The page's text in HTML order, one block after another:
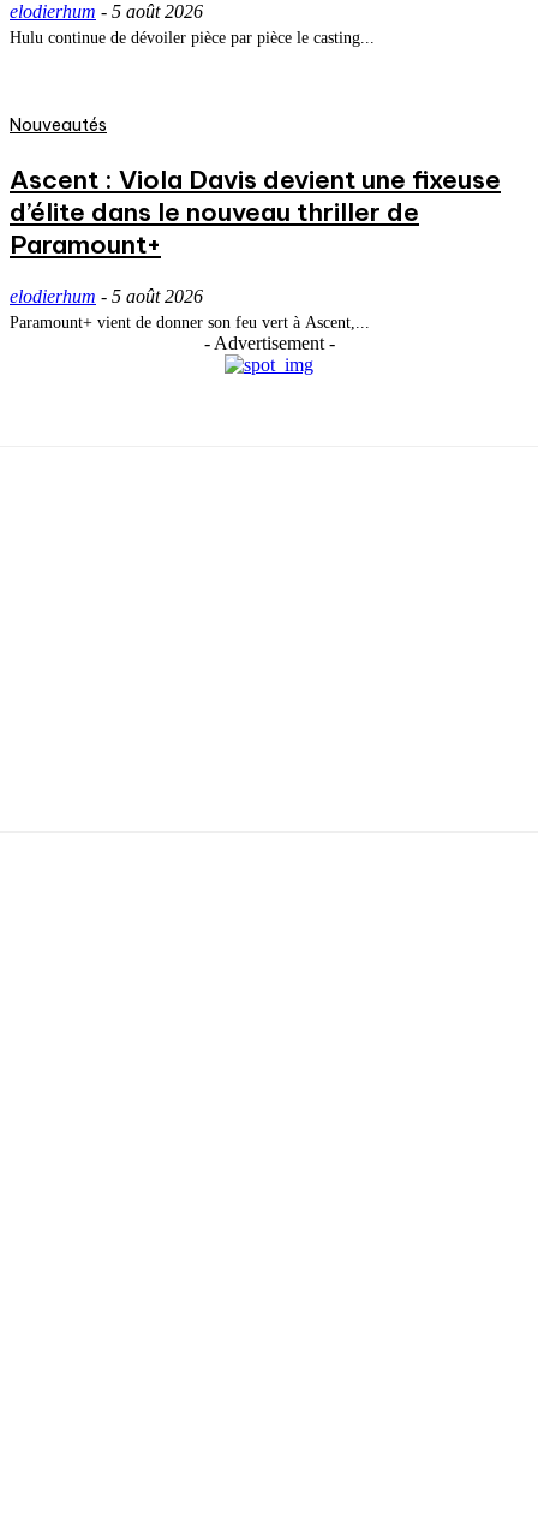
elodierhum - 5 août 2026
Hulu continue de dévoiler pièce par pièce le casting...
Nouveautés
Ascent : Viola Davis devient une fixeuse
d’élite dans le nouveau thriller de
Paramount+
elodierhum - 5 août 2026
Paramount+ vient de donner son feu vert à Ascent,...
- Advertisement -